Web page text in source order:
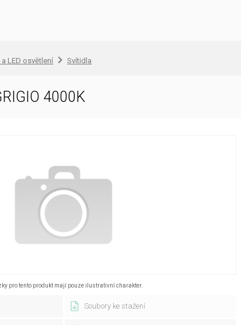
LED osvětlení Svítidla
4000K
pro tento produkt mají pouze ilustrativní charakter.
Soubory ke stažení